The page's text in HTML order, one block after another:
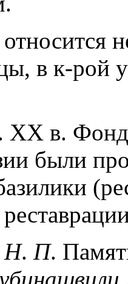
в к-рой
XX в.
были
Н. П.